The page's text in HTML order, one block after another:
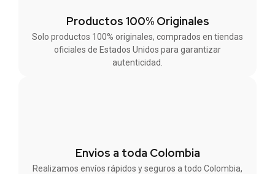
Productos 100% Originales
Solo productos 100% originales, comprados en tiendas
oficiales de Estados Unidos para garantizar
autenticidad.
Envios a toda Colombia
Realizamos envíos rápidos y seguros a todo Colombia,